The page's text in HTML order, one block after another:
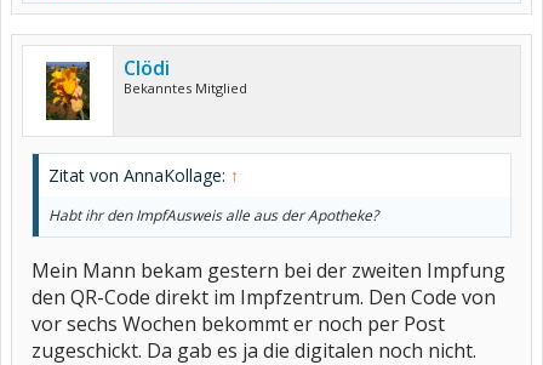
Clödi
Bekanntes Mitglied
Zitat von AnnaKollage: ↑
Habt ihr den ImpfAusweis alle aus der Apotheke?
Mein Mann bekam gestern bei der zweiten Impfung
den QR-Code direkt im Impfzentrum. Den Code von
vor sechs Wochen bekommt er noch per Post
zugeschickt. Da gab es ja die digitalen noch nicht.